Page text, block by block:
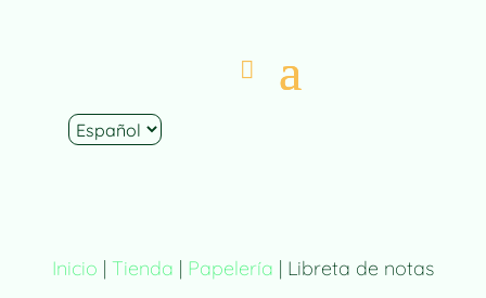
Inicio | Tienda | Papelería | Libreta de notas